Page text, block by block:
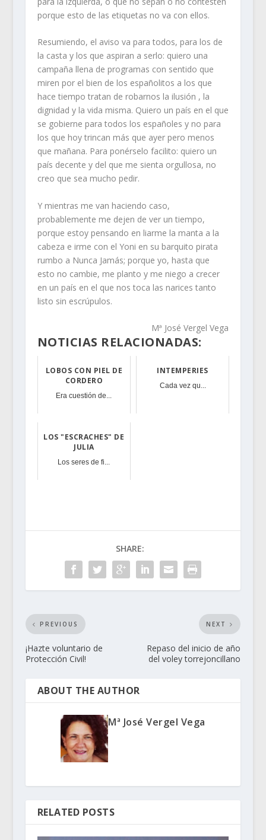
porque esto de las etiquetas no va con ellos.
Resumiendo, el aviso va para todos, para los de
la casta y los que aspiran a serlo: quiero una
campaña llena de programas con sentido que
miren por el bien de los españolitos a los que
hace tiempo tratan de robarnos la ilusión , la
dignidad y la vida misma. Quiero un país en el que
se gobierne para todos los españoles y no para
los que hoy trincan más que ayer pero menos
que mañana. Para ponérselo facilito: quiero un
país decente y del que me sienta orgullosa, no
creo que sea mucho pedir.
Y mientras me van haciendo caso,
probablemente me dejen de ver un tiempo,
porque estoy pensando en liarme la manta a la
cabeza e irme con el Yoni en su barquito pirata
rumbo a Nunca Jamás; porque yo, hasta que
esto no cambie, me planto y me niego a crecer
en un país en el que nos toca las narices tanto
listo sin escrúpulos.
Mª José Vergel Vega
NOTICIAS RELACIONADAS:
LOBOS CON PIEL DE
CORDERO
Era cuestión de...
INTEMPERIES
Cada vez qu...
LOS "ESCRACHES" DE
JULIA
Los seres de fi...
SHARE:
PREVIOUS
¡Hazte voluntario de
Protección Civil!
NEXT
Repaso del inicio de año
del voley torrejoncillano
ABOUT THE AUTHOR
Mª José Vergel Vega
RELATED POSTS